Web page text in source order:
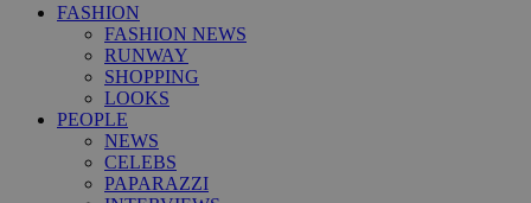
FASHION
FASHION NEWS
RUNWAY
SHOPPING
LOOKS
PEOPLE
NEWS
CELEBS
PAPARAZZI